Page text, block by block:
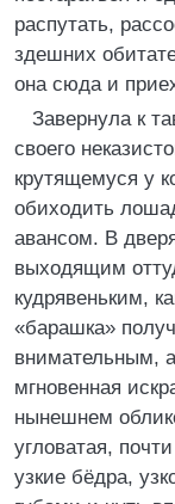
распутать,
здешних
она сюда и
Завернула к
своего
крутящемуся у
обиходить
авансом. В
выходящим
кудрявеньким,
«барашка»
внимательным,
мгновенная
нынешнем
угловатая,
узкие бёдра,